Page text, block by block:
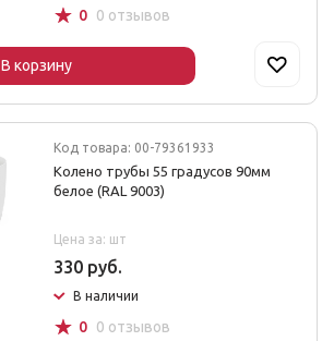
☆ 0 0 отзывов
В корзину
Код товара: 00-79361933
Колено трубы 55 градусов 90мм
белое (RAL 9003)
Цена за: шт
330 руб.
В наличии
☆ 0 0 отзывов